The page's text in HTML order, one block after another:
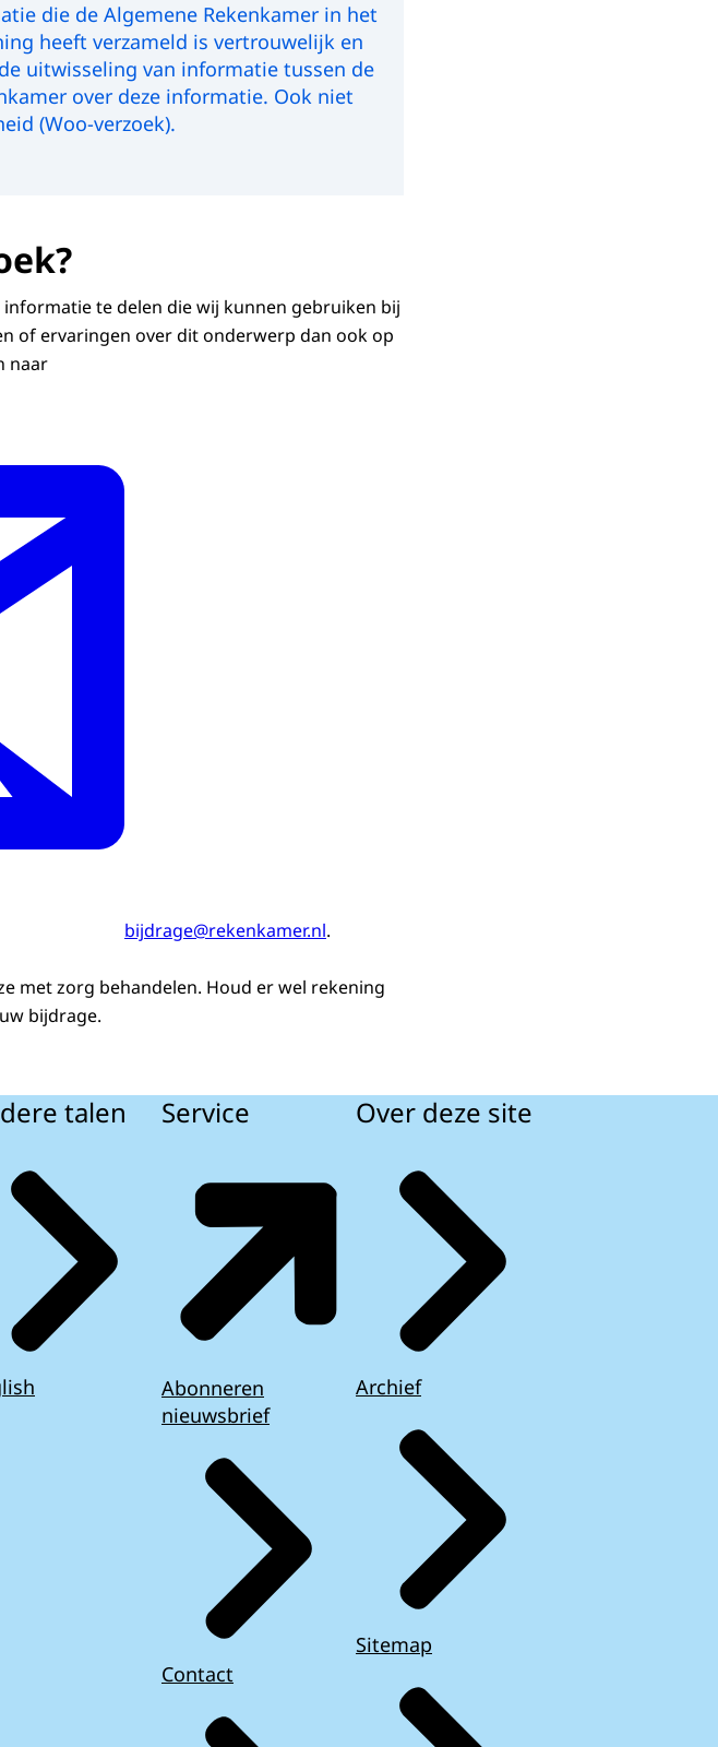
die de Algemene Rekenkamer in het
heeft verzameld is vertrouwelijk en
uitwisseling van informatie tussen de
over deze informatie. Ook niet
(Woo-verzoek).
te delen die wij kunnen gebruiken bij
of ervaringen over dit onderwerp dan ook op
naar
bijdrage@rekenkamer.nl.
met zorg behandelen. Houd er wel rekening
bijdrage.
talen Service
Abonneren
nieuwsbrief
Contact
Over deze site
Archief
Sitemap